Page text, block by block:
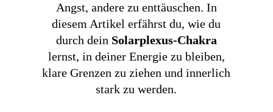
Angst, andere zu enttäuschen. In
diesem Artikel erfährst du, wie du
durch dein Solarplexus-Chakra
lernst, in deiner Energie zu bleiben,
klare Grenzen zu ziehen und innerlich
stark zu werden.